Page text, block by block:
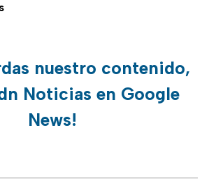
nuestro contenido,
Noticias en Google
News!